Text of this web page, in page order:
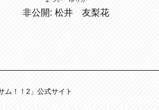
非公開: 松井 友梨花
ム！！2」公式サイト